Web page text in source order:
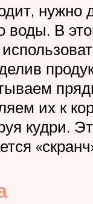
нужно
воды. В
их к
кудри.